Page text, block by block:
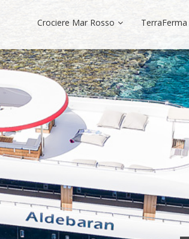
Crociere Mar Rosso TerraFerma